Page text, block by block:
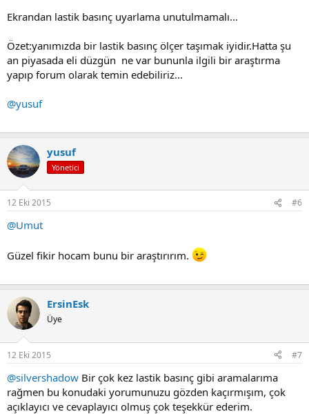
Ekrandan lastik basınç uyarlama unutulmamalı...
Özet:yanımızda bir lastik basınç ölçer taşımak iyidir.Hatta şu
an piyasada eli düzgün ne var bununla ilgili bir araştırma
yapıp forum olarak temin edebiliriz...
@yusuf
yusuf
Yönetici
12 Eki 2015 #6
@Umut
Güzel fikir hocam bunu bir araştırırım.
ErsinEsk
Üye
12 Eki 2015 #7
@silvershadow Bir çok kez lastik basınç gibi aramalarıma
rağmen bu konudaki yorumunuzu gözden kaçırmışım, çok
açıklayıcı ve cevaplayıcı olmuş çok teşekkür ederim.